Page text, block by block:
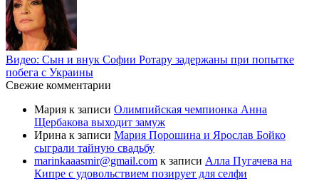
Видео: Сын и внук Софии Ротару задержаны при попытке
побега с Украины
Свежие комментарии
Мария к записи Олимпийская чемпионка Анна
Щербакова выходит замуж
Ирина к записи Мария Порошина и Ярослав Бойко
сыграли тайную свадьбу
marinkaaasmir@gmail.com к записи Алла Пугачева на
Кипре с удовольствием позирует для селфи